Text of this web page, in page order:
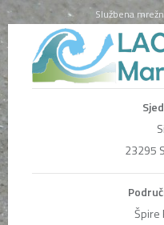
Službena
23295
Špire